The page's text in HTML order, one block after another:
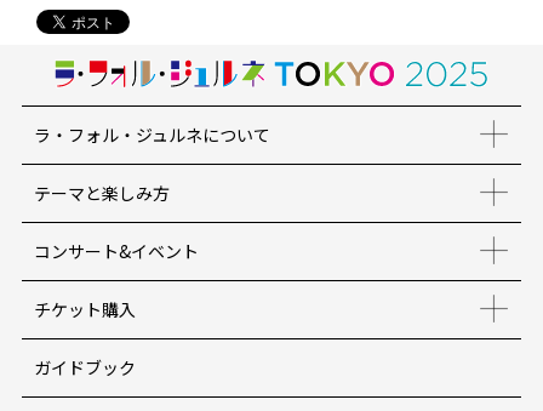
ラ・フォル・ジュルネについて
テーマと楽しみ方
コンサート&イベント
チケット購入
ガイドブック